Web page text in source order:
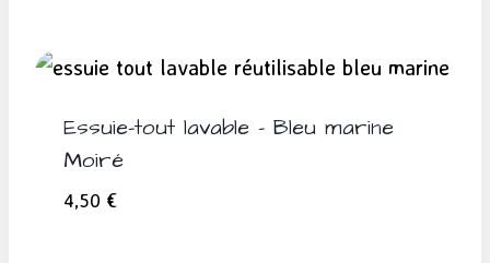
Essuie-tout lavable – Bleu marine
Moiré
4,50 €